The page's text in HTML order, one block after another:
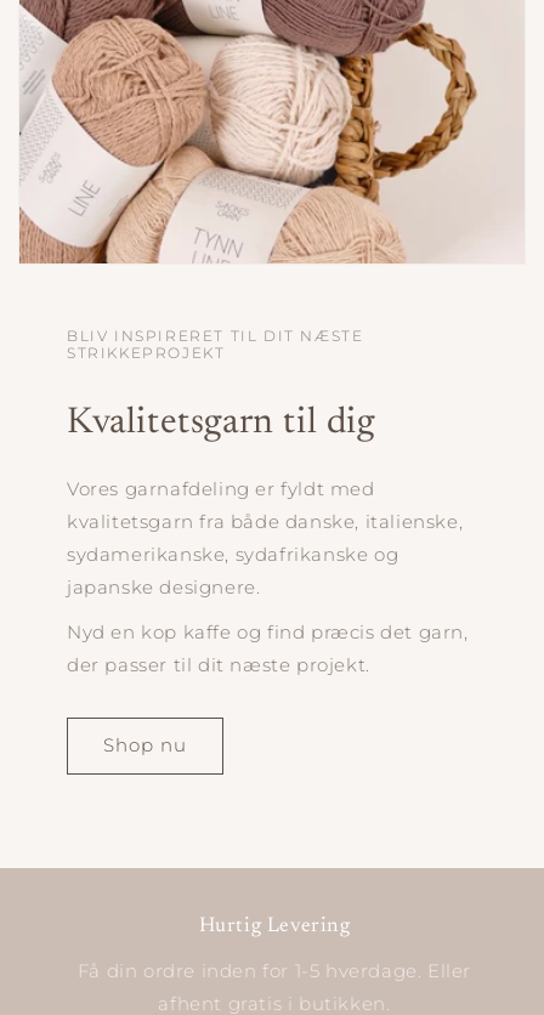
BLIV INSPIRERET TIL DIT NÆSTE
STRIKKEPROJEKT
Kvalitetsgarn til dig
Vores garnafdeling er fyldt med
kvalitetsgarn fra både danske, italienske,
sydamerikanske, sydafrikanske og
japanske designere.
Nyd en kop kaffe og find præcis det garn,
der passer til dit næste projekt.
Shop nu
Hurtig Levering
Få din ordre inden for 1-5 hverdage. Eller
afhent gratis i butikken.